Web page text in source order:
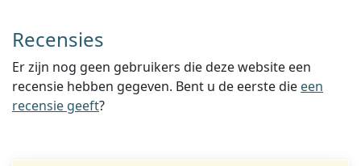
Recensies
Er zijn nog geen gebruikers die deze website een
recensie hebben gegeven. Bent u de eerste die een
recensie geeft?